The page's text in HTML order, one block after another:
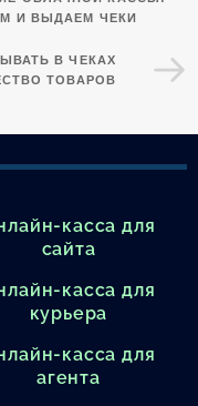
И ВЫДАЕМ ЧЕКИ
В ЧЕКАХ
ТОВАРОВ
касса для
сайта
касса для
курьера
касса для
агента